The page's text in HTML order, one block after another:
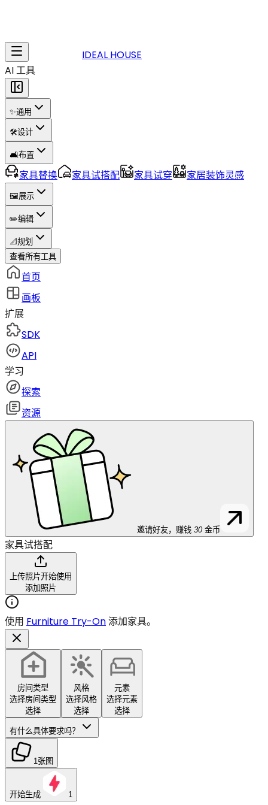
IDEAL HOUSE
AI 工具
✨通用
🛠️设计
🛋️布置
家具替换 家具试搭配 家具试穿 家居装饰灵感
🖼️展示
✏️编辑
📐规划
查看所有工具
首页
画板
扩展
SDK
API
学习
探索
资源
邀请好友，赚钱 30 金币
家具试搭配
上传照片开始使用
添加照片
使用 Furniture Try-On添加家具。
房间类型
选择房间类型
选择
风格
选择风格
选择
元素
选择元素
选择
有什么具体要求吗？
1张图
开始生成 1